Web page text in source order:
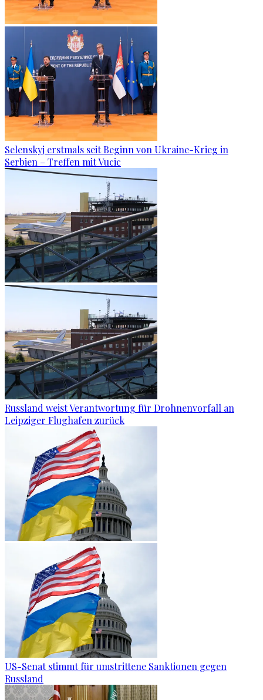
Selenskyj erstmals seit Beginn von Ukraine-Krieg in
Serbien – Treffen mit Vucic
Russland weist Verantwortung für Drohnenvorfall an
Leipziger Flughafen zurück
US-Senat stimmt für umstrittene Sanktionen gegen
Russland